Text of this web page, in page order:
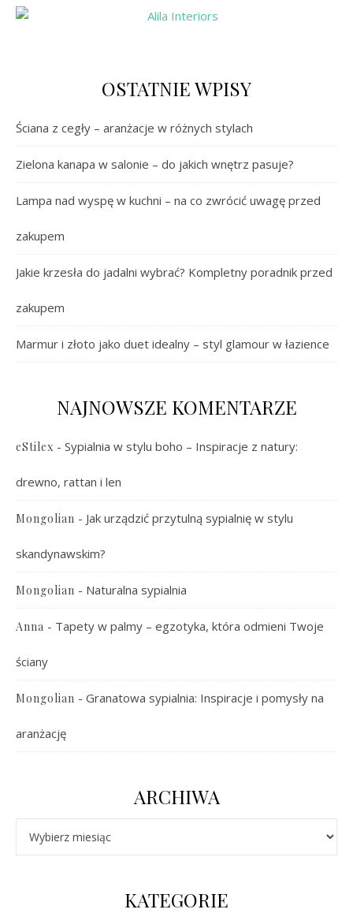
OSTATNIE WPISY
Ściana z cegły – aranżacje w różnych stylach
Zielona kanapa w salonie – do jakich wnętrz pasuje?
Lampa nad wyspę w kuchni – na co zwrócić uwagę przed
zakupem
Jakie krzesła do jadalni wybrać? Kompletny poradnik przed
zakupem
Marmur i złoto jako duet idealny – styl glamour w łazience
NAJNOWSZE KOMENTARZE
eStilex - Sypialnia w stylu boho – Inspiracje z natury:
drewno, rattan i len
Mongolian - Jak urządzić przytulną sypialnię w stylu
skandynawskim?
Mongolian - Naturalna sypialnia
Anna - Tapety w palmy – egzotyka, która odmieni Twoje
ściany
Mongolian - Granatowa sypialnia: Inspiracje i pomysły na
aranżację
ARCHIWA
KATEGORIE